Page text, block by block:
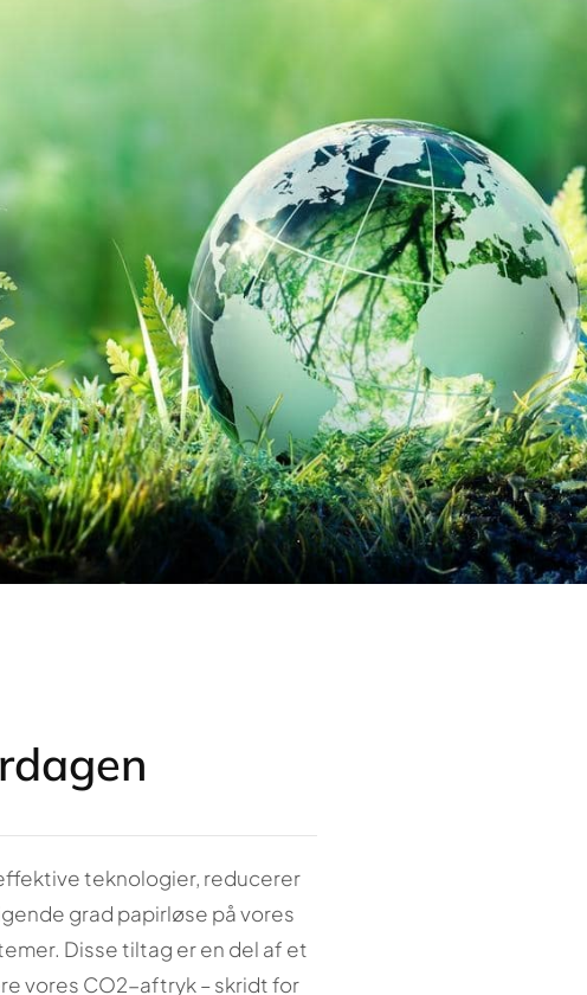
teknologier, reducerer
grad papirløse på vores
Disse tiltag er en del af et
vores CO2-aftryk – skridt for